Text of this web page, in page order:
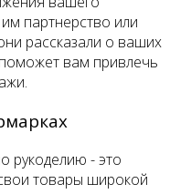
партнерство или
рассказали о ваших
вам привлечь
рукоделию - это
товары широкой